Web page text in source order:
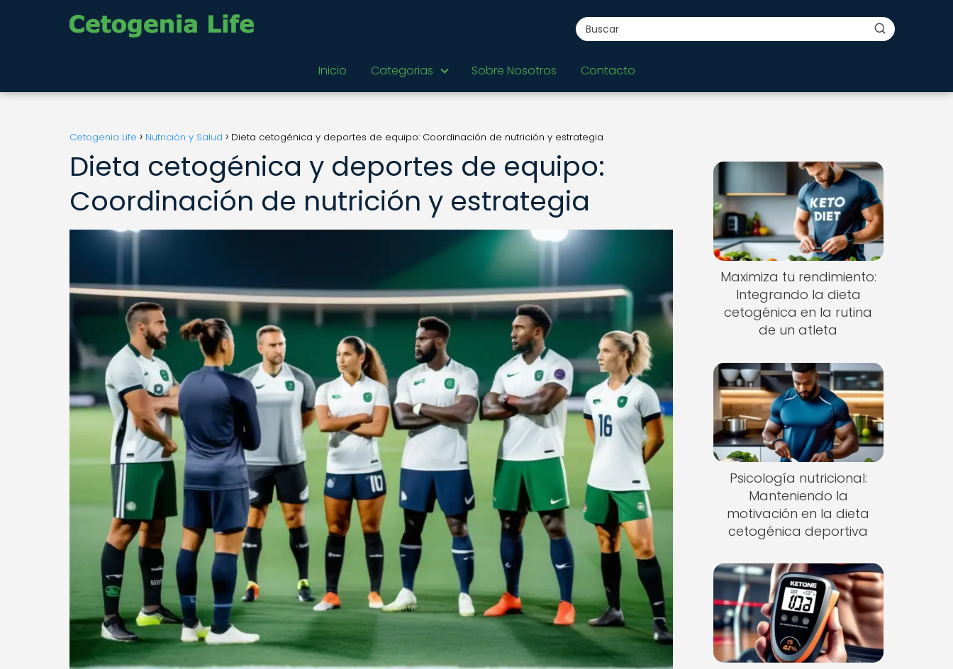
Inicio Categorias Sobre Nosotros Contacto
Cetogenia Life Nutrición y Salud Dieta cetogénica y deportes de equipo: Coordinación de nutrición y estrategia
Dieta cetogénica y deportes de equipo:
Coordinación de nutrición y estrategia
Maximiza tu rendimiento:
Integrando la dieta
cetogénica en la rutina
de un atleta
Psicología nutricional:
Manteniendo la
motivación en la dieta
cetogénica deportiva